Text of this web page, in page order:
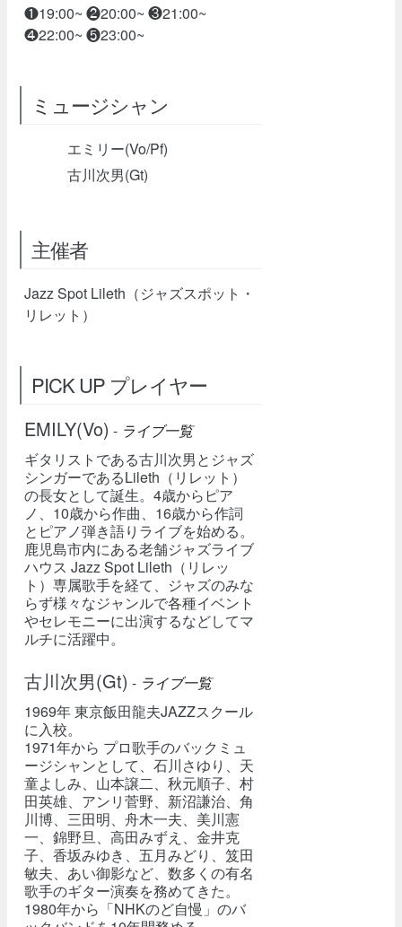
❶19:00~ ❷20:00~ ❸21:00~
❹22:00~ ❺23:00~
ミュージシャン
エミリー(Vo/Pf)
古川次男(Gt)
主催者
Jazz Spot Lileth（ジャズスポット・
リレット）
PICK UP プレイヤー
EMILY(Vo) - ライブ一覧
ギタリストである古川次男とジャズ
シンガーであるLileth（リレット）
の長女として誕生。4歳からピア
ノ、10歳から作曲、16歳から作詞
とピアノ弾き語りライブを始める。
鹿児島市内にある老舗ジャズライブ
ハウス Jazz Spot Lileth（リレッ
ト）専属歌手を経て、ジャズのみな
らず様々なジャンルで各種イベント
やセレモニーに出演するなどしてマ
ルチに活躍中。
古川次男(Gt) - ライブ一覧
1969年 東京飯田龍夫JAZZスクール
に入校。
1971年から プロ歌手のバックミュ
ージシャンとして、石川さゆり、天
童よしみ、山本譲二、秋元順子、村
田英雄、アンリ菅野、新沼謙治、角
川博、三田明、舟木一夫、美川憲
一、錦野旦、高田みずえ、金井克
子、香坂みゆき、五月みどり、笈田
敏夫、あい御影など、数多くの有名
歌手のギター演奏を務めてきた。
1980年から「NHKのど自慢」のバ